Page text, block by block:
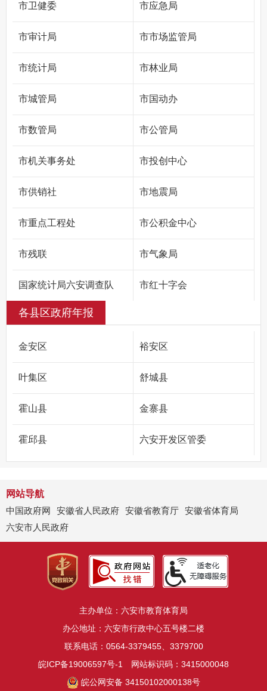
市卫健委 市应急局
市审计局 市市场监管局
市统计局 市林业局
市城管局 市国动办
市数管局 市公管局
市机关事务处 市投创中心
市供销社 市地震局
市重点工程处 市公积金中心
市残联 市气象局
国家统计局六安调查队 市红十字会
各县区政府年报
金安区 裕安区
叶集区 舒城县
霍山县 金寨县
霍邱县 六安开发区管委
网站导航
中国政府网
安徽省人民政府 安徽省教育厅 安徽省体育局
六安市人民政府
主办单位：六安市教育体育局
办公地址：六安市行政中心五号楼二楼
联系电话：0564-3379455、3379700
皖ICP备19006597号-1
网站标识码：3415000048
皖公网安备 34150102000138号